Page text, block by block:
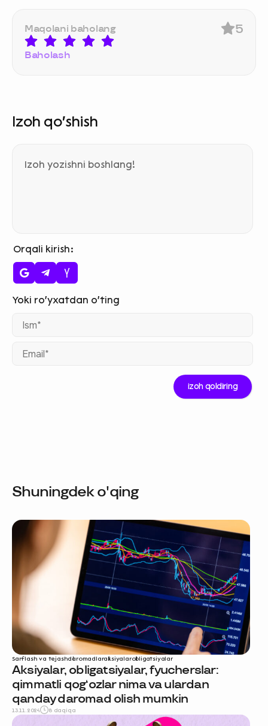
Maqolani baholang
Baholash
5
Izoh qo‘shish
Orqali kirish
Shuningdek o'qing
Sarflash va tejashdaromadlaraksiyalarobligatsiyalar
Aksiyalar, obligatsiyalar, fyucherslar:
qimmatli qog‘ozlar nima va ulardan
qanday daromad olish mumkin
13.11.2024 8 daqiqa